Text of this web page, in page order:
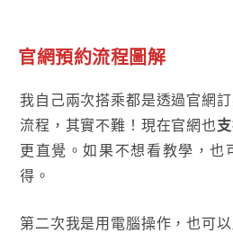
官網預約流程圖解
我自己兩次搭乘都是透過官網
流程，其實不難！現在官網也
更直覺。如果不想看教學，也
得。
第二次我是用電腦操作，也可